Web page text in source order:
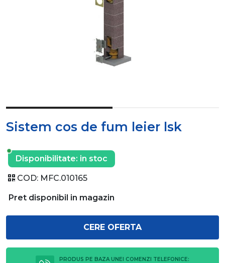
Sistem cos de fum leier lsk
Disponibilitate: in stoc
COD: MFC.010165
Pret disponibil in magazin
CERE OFERTA
PRODUS PE BAZA UNEI COMENZI TELEFONICE: